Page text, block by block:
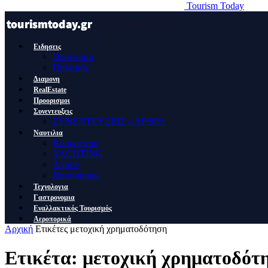
Tourism Today
Ειδησεις
Οικονομια
Πολιτικη
Διαμονη
RealEstate
Προορισμοι
Συνεντευξεις
ΣΥΝΕΝΤΕΥΞΕΙΣ – ΑΡΘΡΑ
Ναυτιλια
Κρουαζιερα
YACHTING
Λιμανι
Ποντοπορος
Τεχνολογια
Γαστρονομια
Εναλλακτικός Τουρισμός
Αεροπορικά
Αρχική Ετικέτες μετοχική χρηματοδότηση
Ετικέτα: μετοχική